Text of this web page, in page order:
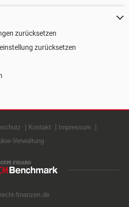
zurücksetzen
zurücksetzen
Kontakt
Impressum
Verwaltung
finanzen.de